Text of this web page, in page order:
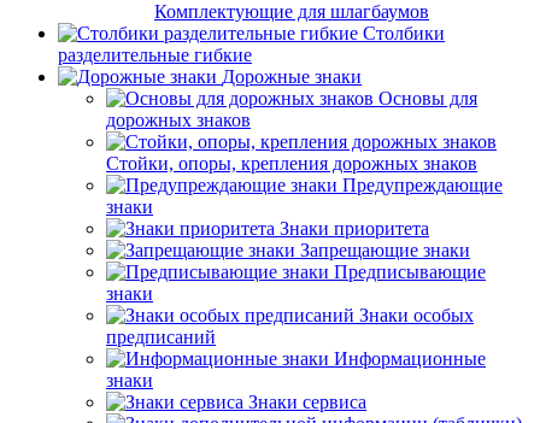
Комплектующие для шлагбаумов
Столбики
разделительные гибкие
Дорожные знаки
Основы для
дорожных знаков
Стойки, опоры, крепления дорожных знаков
Предупреждающие
знаки
Знаки приоритета
Запрещающие знаки
Предписывающие
знаки
Знаки особых
предписаний
Информационные
знаки
Знаки сервиса